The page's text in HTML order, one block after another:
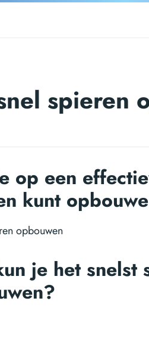
spieren
op een
kunt
je het snelst